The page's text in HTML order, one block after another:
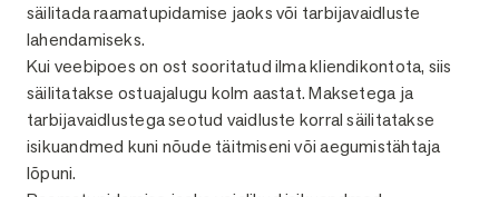
säilitada raamatupidamise jaoks või tarbijavaidluste
lahendamiseks.
Kui veebipoes on ost sooritatud ilma kliendikontota, siis
säilitatakse ostuajalugu kolm aastat. Maksetega ja
tarbijavaidlustega seotud vaidluste korral säilitatakse
isikuandmed kuni nõude täitmiseni või aegumistähtaja
lõpuni.